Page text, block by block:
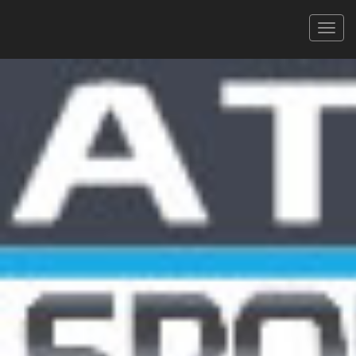
La Casartelli
LA DÉCOUVERTE 99,5 KMS (2186M D+)
PDF
FILTRER
Tous
CAT.
226 coureurs
Faites défiler pour voir toutes les colonnes